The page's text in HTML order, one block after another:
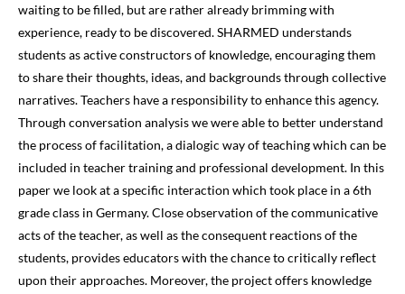
waiting to be filled, but are rather already brimming with
experience, ready to be discovered. SHARMED understands
students as active constructors of knowledge, encouraging them
to share their thoughts, ideas, and backgrounds through collective
narratives. Teachers have a responsibility to enhance this agency.
Through conversation analysis we were able to better understand
the process of facilitation, a dialogic way of teaching which can be
included in teacher training and professional development. In this
paper we look at a specific interaction which took place in a 6th
grade class in Germany. Close observation of the communicative
acts of the teacher, as well as the consequent reactions of the
students, provides educators with the chance to critically reflect
upon their approaches. Moreover, the project offers knowledge